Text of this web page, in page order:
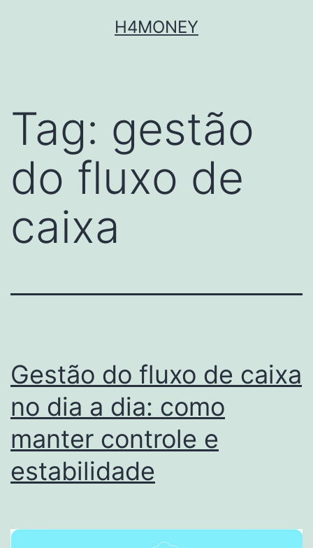
H4MONEY
Tag: gestão
do fluxo de
caixa
Gestão do fluxo de caixa
no dia a dia: como
manter controle e
estabilidade